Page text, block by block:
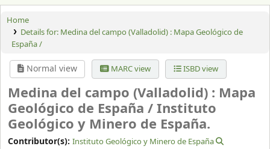
Home
Details for: Medina del campo (Valladolid) : Mapa Geológico de
España /
Normal view MARC view ISBD view
Medina del campo (Valladolid) : Mapa
Geológico de España /Instituto
Geológico y Minero de España.
Contributor(s): Instituto Geológico y Minero de España